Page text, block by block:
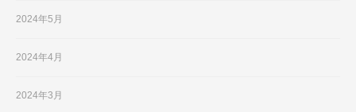
2024年5月
2024年4月
2024年3月